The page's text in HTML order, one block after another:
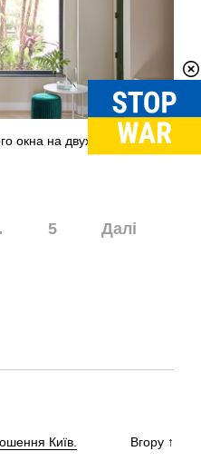
окна на двухкамерное в
5 Далі
Київ.
Вгору ↑